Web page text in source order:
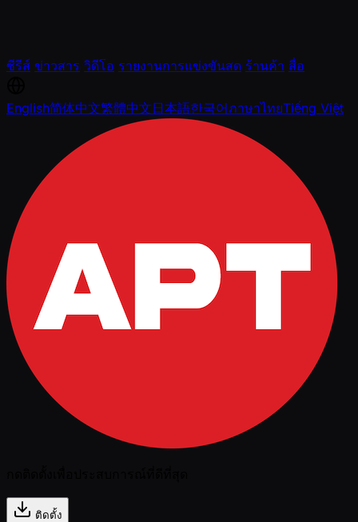
ซีรีส์ ข่าวสาร วิดีโอ รายงานการแข่งขันสด ร้านค้า สื่อ
English简体中文繁體中文日本語한국어ภาษาไทยTiếng Việt
ติดตั้ง